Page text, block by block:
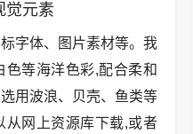
觉元素
字体、图片素材等。我
等海洋色彩,配合柔和
用波浪、贝壳、鱼类等
从网上资源库下载,或者